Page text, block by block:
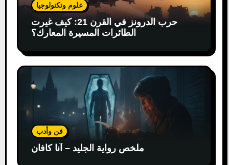
علوم وتكنولوجيا
حرب الدرونز في القرن 21: كيف غيرت
الطائرات المسيرة المعارك؟
فن وأدب
ملخص رواية الجليد – آنا كافان